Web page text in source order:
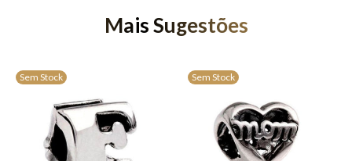
Mais Sugestões
Sem Stock Sem Stock